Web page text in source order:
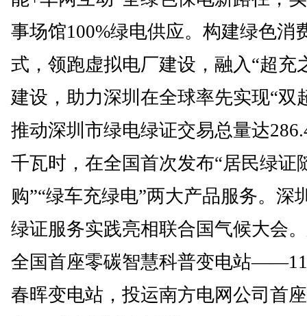
事场馆100%绿电供应。构建绿色消
式，领跑虚拟电厂建设，融入“超充
建设，助力深圳在全球率先实现“双
推动深圳市绿电绿证交易总量达
千瓦时，在全国首次发布“居民绿证
购”“绿车充绿电”两大产品服务。深
绿证服务实践亮相联合国气候大会
全国首座零碳智慧科普变电站
春晖变电站，投运南方电网公司首